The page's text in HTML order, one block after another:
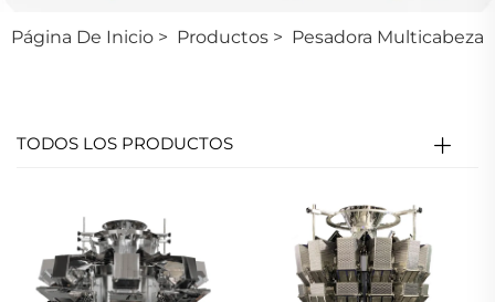
Página De Inicio > Productos > Pesadora Multicabeza
TODOS LOS PRODUCTOS